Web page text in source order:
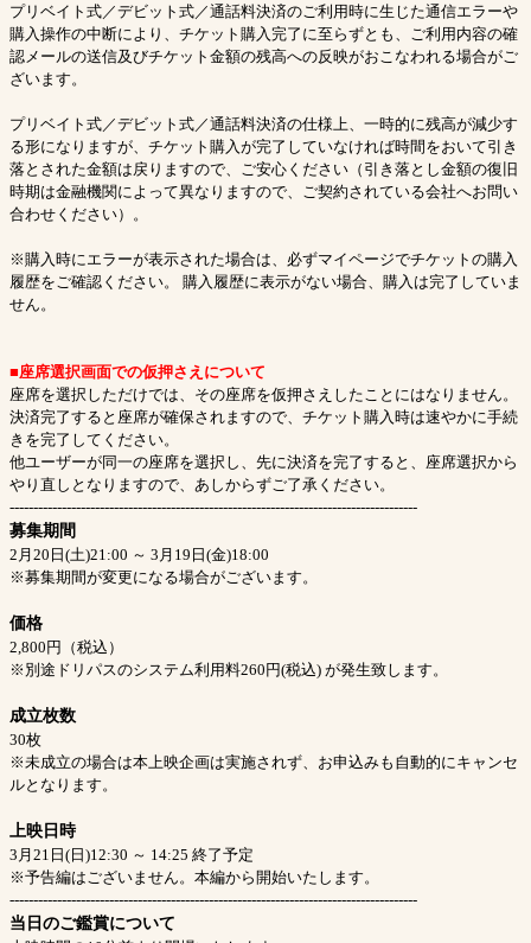
プリベイト式／デビット式／通話料決済のご利用時に生じた通信エラーや
購入操作の中断により、チケット購入完了に至らずとも、ご利用内容の確
認メールの送信及びチケット金額の残高への反映がおこなわれる場合がご
ざいます。
プリベイト式／デビット式／通話料決済の仕様上、一時的に残高が減少す
る形になりますが、チケット購入が完了していなければ時間をおいて引き
落とされた金額は戻りますので、ご安心ください（引き落とし金額の復旧
時期は金融機関によって異なりますので、ご契約されている会社へお問い
合わせください）。
※購入時にエラーが表示された場合は、必ずマイページでチケットの購入
履歴をご確認ください。 購入履歴に表示がない場合、購入は完了していま
せん。
■座席選択画面での仮押さえについて
座席を選択しただけでは、その座席を仮押さえしたことにはなりません。
決済完了すると座席が確保されますので、チケット購入時は速やかに手続
きを完了してください。
他ユーザーが同一の座席を選択し、先に決済を完了すると、座席選択から
やり直しとなりますので、あしからずご了承ください。
--------------------------------------------------------------------------------------
募集期間
2月20日(土)21:00 ～ 3月19日(金)18:00
※募集期間が変更になる場合がございます。
価格
2,800円（税込）
※別途ドリパスのシステム利用料260円(税込) が発生致します。
成立枚数
30枚
※未成立の場合は本上映企画は実施されず、お申込みも自動的にキャンセ
ルとなります。
上映日時
3月21日(日)12:30 ～ 14:25 終了予定
※予告編はございません。本編から開始いたします。
--------------------------------------------------------------------------------------
当日のご鑑賞について